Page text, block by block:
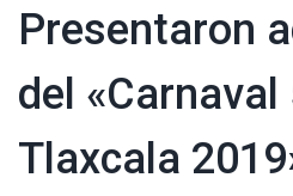
Presentaron
del «Carnaval
Tlaxcala